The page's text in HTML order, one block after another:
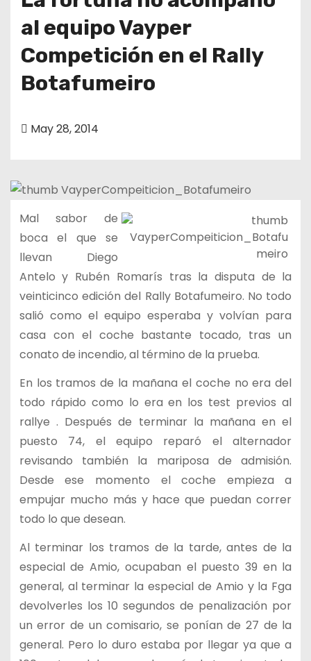
al equipo Vayper
Competición en el Rally
Botafumeiro
May 28, 2014
Mal sabor de
boca el que se
llevan Diego
Antelo y Rubén Romarís tras la disputa de la
veinticinco edición del Rally Botafumeiro. No todo
salió como el equipo esperaba y volvían para
casa con el coche bastante tocado, tras un
conato de incendio, al término de la prueba.
En los tramos de la mañana el coche no era del
todo rápido como lo era en los test previos al
rallye . Después de terminar la mañana en el
puesto 74, el equipo reparó el alternador
revisando también la mariposa de admisión.
Desde ese momento el coche empieza a
empujar mucho más y hace que puedan correr
todo lo que desean.
Al terminar los tramos de la tarde, antes de la
especial de Amio, ocupaban el puesto 39 en la
general, al terminar la especial de Amio y la Fga
devolverles los 10 segundos de penalización por
un error de un comisario, se ponían de 27 de la
general. Pero lo duro estaba por llegar ya que a